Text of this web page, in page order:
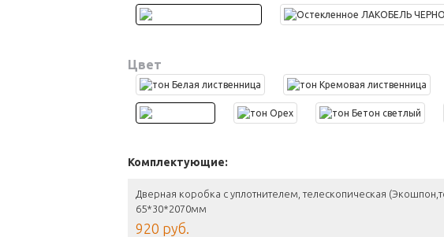
Цвет
Комплектующие:
Дверная коробка с уплотнителем, телескопическая
65*30*2070мм
920 руб.